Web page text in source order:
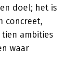
doel; het is
concreet,
ambities
waar